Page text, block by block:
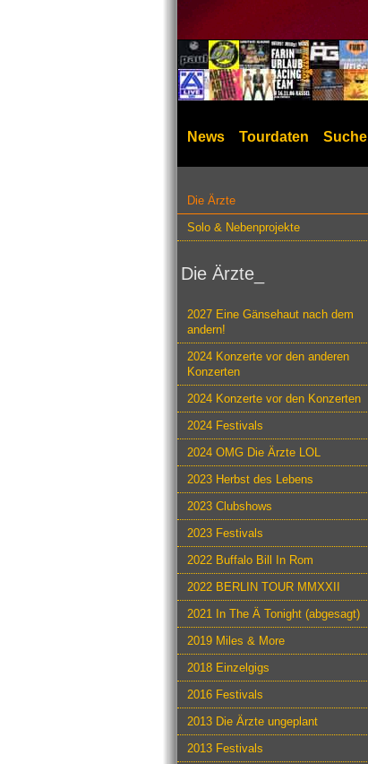
News Tourdaten Suche
Die Ärzte
Solo & Nebenprojekte
Die Ärzte_
2027 Eine Gänsehaut nach dem
andern!
2024 Konzerte vor den anderen
Konzerten
2024 Konzerte vor den Konzerten
2024 Festivals
2024 OMG Die Ärzte LOL
2023 Herbst des Lebens
2023 Clubshows
2023 Festivals
2022 Buffalo Bill In Rom
2022 BERLIN TOUR MMXXII
2021 In The Ä Tonight (abgesagt)
2019 Miles & More
2018 Einzelgigs
2016 Festivals
2013 Die Ärzte ungeplant
2013 Festivals